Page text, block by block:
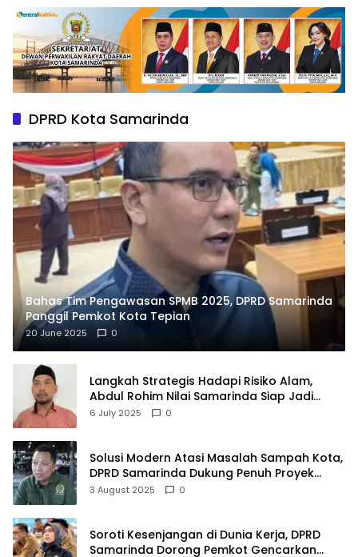
DPRD Kota Samarinda
Bahas Tim Pengawasan SPMB 2025, DPRD Samarinda
Panggil Pemkot Kota Tepian
20 June 2025 0
Langkah Strategis Hadapi Risiko Alam,
Abdul Rohim Nilai Samarinda Siap Jadi
Pusat Logistik Bencana Kalimantan
6 July 2025 0
Solusi Modern Atasi Masalah Sampah Kota,
DPRD Samarinda Dukung Penuh Proyek
PLTSA
3 August 2025 0
Soroti Kesenjangan di Dunia Kerja, DPRD
Samarinda Dorong Pemkot Gencarkan